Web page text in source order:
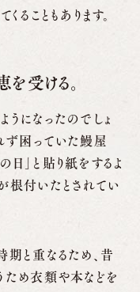
こともあります。
受ける。
になったのでしょ
ず困っていた鰻屋
」と貼り紙をするよ
根付いたとされてい
期と重なるため、昔
ため衣類や本などを